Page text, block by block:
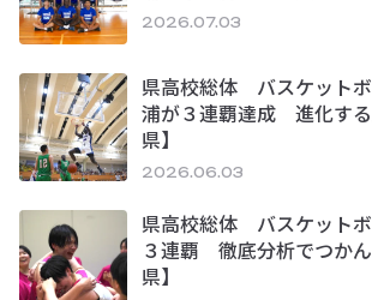
2026.07.03
県高校総体 バスケット
浦が３連覇達成 進化す
県】
2026.06.03
県高校総体 バスケット
３連覇 徹底分析でつか
県】